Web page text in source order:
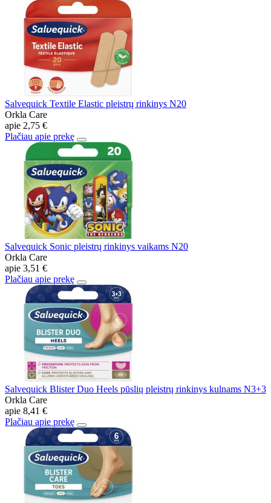
Salvequick Textile Elastic pleistrų rinkinys N20
Orkla Care
apie 2,75 €
Plačiau apie prekę
Salvequick Sonic pleistrų rinkinys vaikams N20
Orkla Care
apie 3,51 €
Plačiau apie prekę
Salvequick Blister Duo Heels pūslių pleistrų rinkinys kulnams N3+3
Orkla Care
apie 8,41 €
Plačiau apie prekę